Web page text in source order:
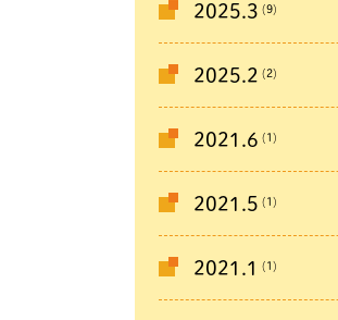
2025.3 (9)
2025.2 (2)
2021.6 (1)
2021.5 (1)
2021.1 (1)